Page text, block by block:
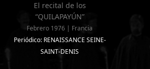
El recital de los
“QUILAPAYÚN”
Febrero 1976 | Francia
Periódico: RENAISSANCE SEINE-
SAINT-DENIS